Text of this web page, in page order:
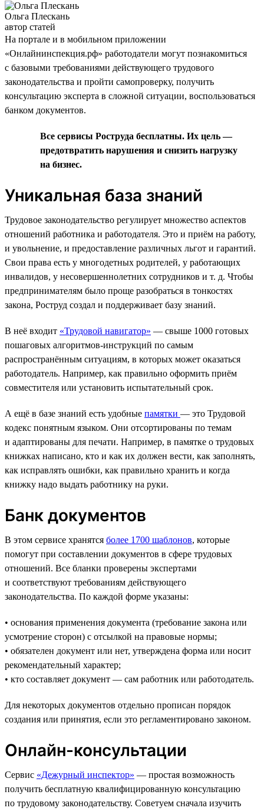
Ольга Плескань
автор статей
На портале и в мобильном приложении
«Онлайнинспекция.рф» работодатели могут познакомиться
с базовыми требованиями действующего трудового
законодательства и пройти самопроверку, получить
консультацию эксперта в сложной ситуации, воспользоваться
банком документов.
Все сервисы Роструда бесплатны. Их цель —
предотвратить нарушения и снизить нагрузку
на бизнес.
Уникальная база знаний
Трудовое законодательство регулирует множество аспектов
отношений работника и работодателя. Это и приём на работу,
и увольнение, и предоставление различных льгот и гарантий.
Свои права есть у многодетных родителей, у работающих
инвалидов, у несовершеннолетних сотрудников и т. д. Чтобы
предпринимателям было проще разобраться в тонкостях
закона, Роструд создал и поддерживает базу знаний.
В неё входит «Трудовой навигатор» — свыше 1000 готовых
пошаговых алгоритмов-инструкций по самым
распространённым ситуациям, в которых может оказаться
работодатель. Например, как правильно оформить приём
совместителя или установить испытательный срок.
А ещё в базе знаний есть удобные памятки — это Трудовой
кодекс понятным языком. Они отсортированы по темам
и адаптированы для печати. Например, в памятке о трудовых
книжках написано, кто и как их должен вести, как заполнять,
как исправлять ошибки, как правильно хранить и когда
книжку надо выдать работнику на руки.
Банк документов
В этом сервисе хранятся более 1700 шаблонов, которые
помогут при составлении документов в сфере трудовых
отношений. Все бланки проверены экспертами
и соответствуют требованиям действующего
законодательства. По каждой форме указаны:
• основания применения документа (требование закона или
усмотрение сторон) с отсылкой на правовые нормы;
• обязателен документ или нет, утверждена форма или носит
рекомендательный характер;
• кто составляет документ — сам работник или работодатель.
Для некоторых документов отдельно прописан порядок
создания или принятия, если это регламентировано законом.
Онлайн-консультации
Сервис «Дежурный инспектор» — простая возможность
получить бесплатную квалифицированную консультацию
по трудовому законодательству. Советуем сначала изучить